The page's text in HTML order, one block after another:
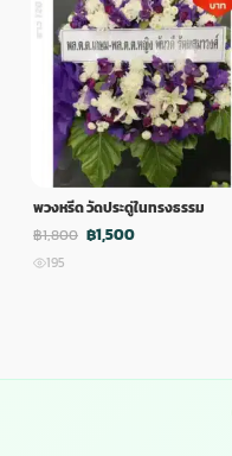
พวงหรีด วัดประดู่ในทรงธรรม
฿1,800 ฿1,500
195